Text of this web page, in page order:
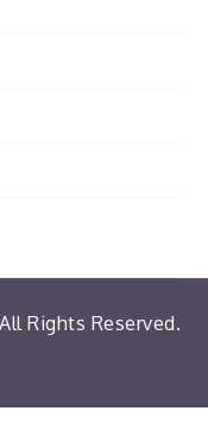
Rights Reserved.